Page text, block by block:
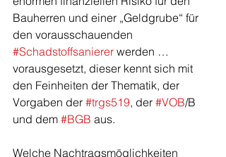
Bauherren und einer „Geldgrube“ für
den vorausschauenden
#Schadstoffsanierer werden …
vorausgesetzt, dieser kennt sich mit
den Feinheiten der Thematik, der
Vorgaben der #trgs519, der #VOB/B
und dem #BGB aus.
Welche Nachtragsmöglichkeiten